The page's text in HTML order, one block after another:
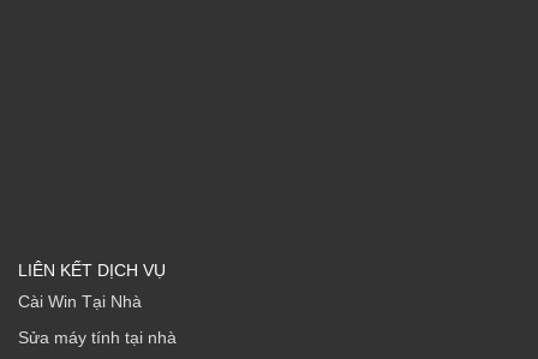
LIÊN KẾT DỊCH VỤ
Cài Win Tại Nhà
Sửa máy tính tại nhà